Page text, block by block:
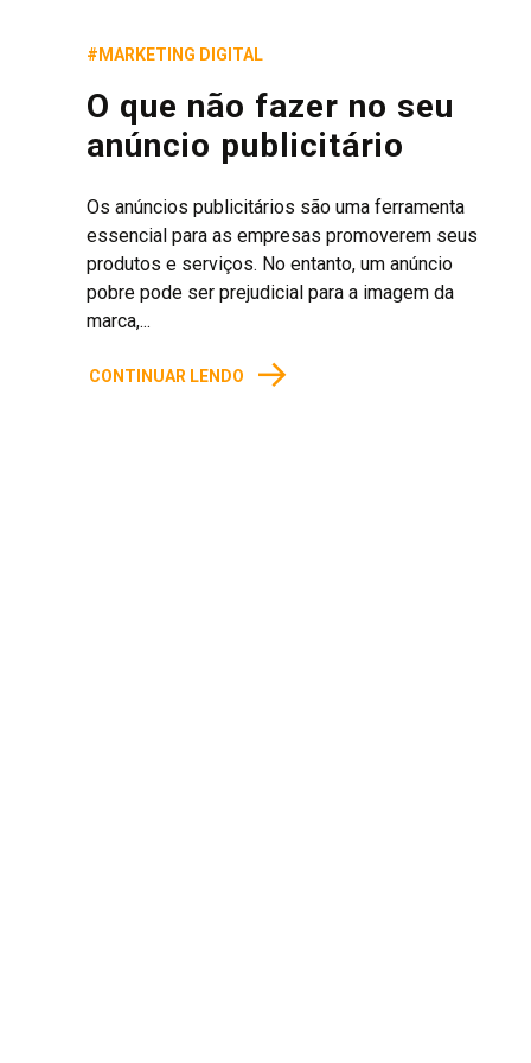
#MARKETING DIGITAL
O que não fazer no seu
anúncio publicitário
Os anúncios publicitários são uma ferramenta
essencial para as empresas promoverem seus
produtos e serviços. No entanto, um anúncio
pobre pode ser prejudicial para a imagem da
marca,...
CONTINUAR LENDO →